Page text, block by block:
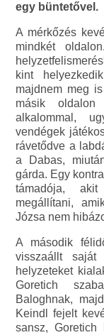
egy büntetővel.
A mérkőzés
mindkét
kint
majdnem meg
másik
alkalommal,
vendégek
rávetődve a
a Dabas,
gárda. Egy
támadója,
megállítani,
Józsa nem
A második
visszaállt saját
helyzeteket
Goretich
Baloghnak,
Keindl fejelt
sansz,